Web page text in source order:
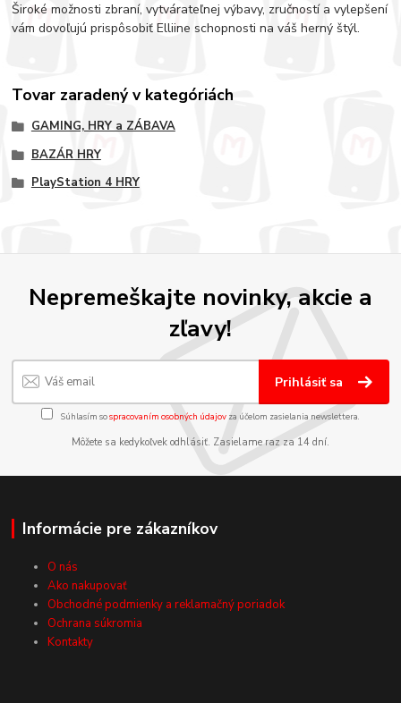
Široké možnosti zbraní, vytvárateľnej výbavy, zručností a vylepšení
vám dovoľujú prispôsobiť Elliine schopnosti na váš herný štýl.
Tovar zaradený v kategóriách
GAMING, HRY a ZÁBAVA
BAZÁR HRY
PlayStation 4 HRY
Nepremeškajte novinky, akcie a
zľavy!
Prihlásiť sa
Súhlasím sospracovaním osobných údajov za účelom zasielania newslettera.
Môžete sa kedykoľvek odhlásiť. Zasielame raz za 14 dní.
Informácie pre zákazníkov
O nás
Ako nakupovať
Obchodné podmienky a reklamačný poriadok
Ochrana súkromia
Kontakty